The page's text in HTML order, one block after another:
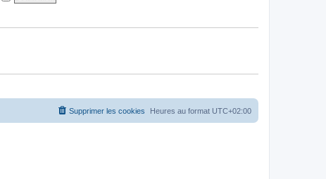
Heures au format UTC+02:00
Supprimer les cookies